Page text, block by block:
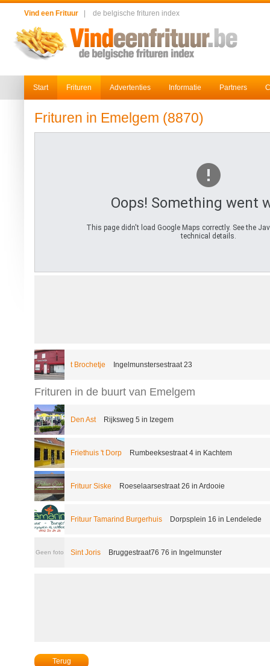
Vind een Frituur de belgische frituren index
Start Frituren Advertenties Informatie Partners
Frituren in Emelgem (8870)
Oops! Something went
This page didn't load Google Maps correctly. See the
technical details.
t Brochetje Ingelmunstersestraat 23
Frituren in de buurt van Emelgem
Den Ast Rijksweg 5 in Izegem
Friethuis 't Dorp Rumbeeksestraat 4 in Kachtem
Frituur Siske Roeselaarsestraat 26 in Ardooie
Frituur Tamarind Burgerhuis Dorpsplein 16 in Lendelede
Geen foto Sint Joris Bruggestraat76 76 in Ingelmunster
Terug